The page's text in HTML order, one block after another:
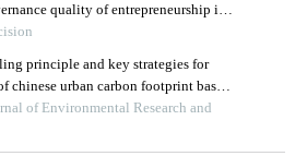
quality of entrepreneurship in
principle and key strategies for
chinese urban carbon footprint based
of Environmental Research and